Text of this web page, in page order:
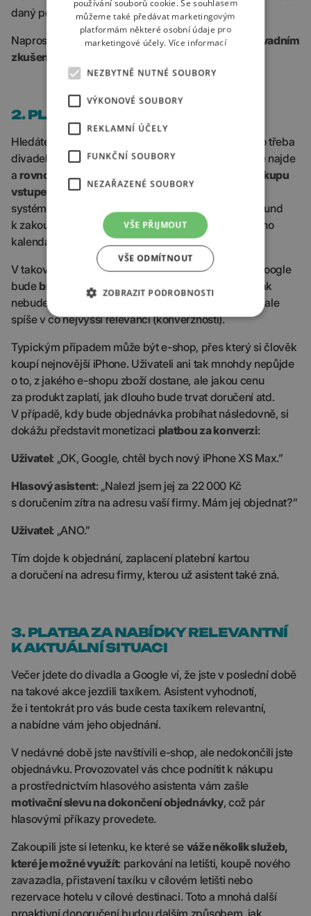
daný podnik doporučí.
Naprosto klíčové budeporozumění chování
dosavadním
zkušenostem
2. PLATBA ZA KONVERZI
Hledáte informaci o novém muzikálu, koncertě nebo třeba
divadelním představení. Google vám tyto informace najde
a rovnou vám nabídne možnost jednoduchého nákupu
vstupenek
. Díky propojení Googlu s rezervačním
systémem divadla a s vaší bankou dojde v řádu sekund
k zakoupení lístků a zaznamenání koncertu do vašeho
kalendáře.
V takové situaci je možné si představit, že si bude Google
bude brát provizi za splněný cíl
. Motivace Googlu tak
nebude spočívat v množství hlasových doporučení, ale
spíše v co nejvyšší relevanci (konverznosti).
Typickým případem může být e-shop, přes který si člověk
koupí nejnovější iPhone. Uživateli ani tak mnohdy nepůjde
o to, z jakého e-shopu zboží dostane, ale jakou cenu
za produkt zaplatí, jak dlouho bude trvat doručení atd.
V případě, kdy bude objednávka probíhat následovně, si
dokážu představit monetizaci platbou za konverzi:
Uživatel: „OK, Google, chtěl bych nový iPhone XS Max.”
Hlasový asistent: „Nalezl jsem jej za 22 000 Kč
s doručením zítra na adresu vaší firmy. Mám jej objednat?”
Uživatel: „ANO.”
Tím dojde k objednání, zaplacení platební kartou
a doručení na adresu firmy, kterou už asistent také zná.
3. PLATBA ZA NABÍDKY RELEVANTNÍ
K AKTUÁLNÍ SITUACI
Večer jdete do divadla a Google ví, že jste v poslední době
na takové akce jezdili taxíkem. Asistent vyhodnotí,
že i tentokrát pro vás bude cesta taxíkem relevantní,
a nabídne vám jeho objednání.
V nedávné době jste navštívili e-shop, ale nedokončili jste
objednávku. Provozovatel vás chce podnítit k nákupu
a prostřednictvím hlasového asistenta vám zašle
motivační slevu na dokončení objednávky, což pár
hlasovými příkazy provedete.
Zakoupili jste si letenku, ke které se váže několik služeb,
které je možné využít: parkování na letišti, koupě nového
zavazadla, přistavení taxíku v cílovém letišti nebo
rezervace hotelu v cílové destinaci. Toto a mnohá další
proaktivní doporučení budou dalším způsobem, jak
používání souborů cookie. Se souhlasem
můžeme také předávat marketingovým
platformám některé osobní údaje pro
marketingové účely. Více informací
NEZBYTNĚ NUTNÉ SOUBORY
VÝKONOVÉ SOUBORY
REKLAMNÍ ÚČELY
FUNKČNÍ SOUBORY
NEZAŘAZENÉ SOUBORY
VŠE PŘIJMOUT
VŠE ODMÍTNOUT
ZOBRAZIT PODROBNOSTI